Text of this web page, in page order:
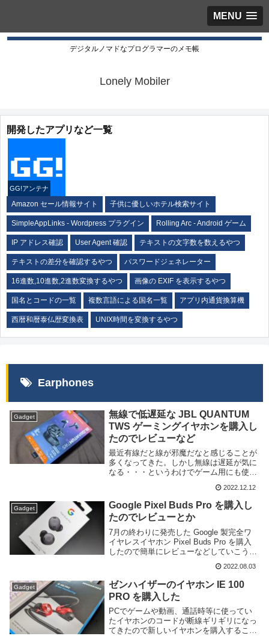
MENU
デジタルノマドなプログラマーのメモ帳
Lonely Mobiler
開発したアプリなど一覧
GG!アンテナ
Amazon セール情報サイト 子供に優しいホテル検索サイト
SimpleAppLinks - Wordpress プラグイン Rolling Arc - Android ゲーム
IP アドレス確認 User Agent 確認 テキストの文字数を数えるやつ
テキストの差分を確認するやつ パスワードジェネレーター
16進数,10進数,2進数変換するやつ 画像の EXIF を表示するやつ
国名とコードの一覧 複数言語による国名一覧 アプリ内通貨換算機
西暦和暦泰仏歴変換表 UNIX時間を変換するやつ
Earphones
Gadget
無線で低遅延な JBL QUANTUM
TWS ゲーミングイヤホンを購入し
たのでレビューなど
最近有線だと線が邪魔だなと感じることが
多くなってきた。しかし無線は遅延が気に
なる・・・というわけでゲーム用にも使え
と探していたところ、先日の Amazon ブ
ラックフライデーセールで JBL QUANT...
2022.12.12
Gadget
Google Pixel Buds Pro を購入し
たのでレビューとか
7月の終わりに発売した Google 製完全ワ
イヤレスイヤホン Pixel Buds Pro を購入
したので簡単にレビューなどしていこうと
Google のワイヤレスイヤホン Pixel ...
2022.08.03
Gadget
ゼンハイザーのイヤホン IE 100
PRO を購入した
PCでゲームや動画、通話時等に使ってい
たイヤホンのコードが断線ギリギリになっ
てきたので新しいイヤホンを購入すること